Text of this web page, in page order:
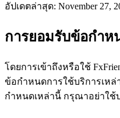
อัปเดตล่าสุด: November 27,
การยอมรับข้อกำห
โดยการเข้าถึงหรือใช้
ข้อกำหนดการใช้บริการเห
กำหนดเหล่านี้ กรุณาอย่าใช้